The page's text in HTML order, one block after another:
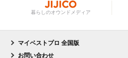
暮らしのオウンドメディア
マイベストプロ 全国版
お問い合わせ